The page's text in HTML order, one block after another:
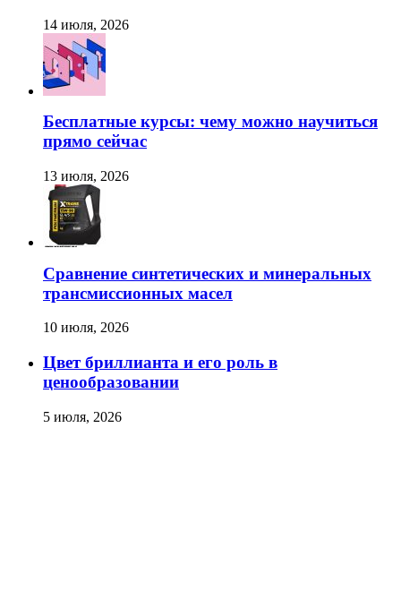
14 июля, 2026
Бесплатные курсы: чему можно научиться
прямо сейчас
13 июля, 2026
Сравнение синтетических и минеральных
трансмиссионных масел
10 июля, 2026
Цвет бриллианта и его роль в
ценообразовании
5 июля, 2026